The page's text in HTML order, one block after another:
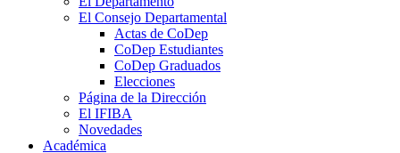
El Consejo Departamental
Actas de CoDep
CoDep Estudiantes
CoDep Graduados
Elecciones
Página de la Dirección
El IFIBA
Novedades
Académica